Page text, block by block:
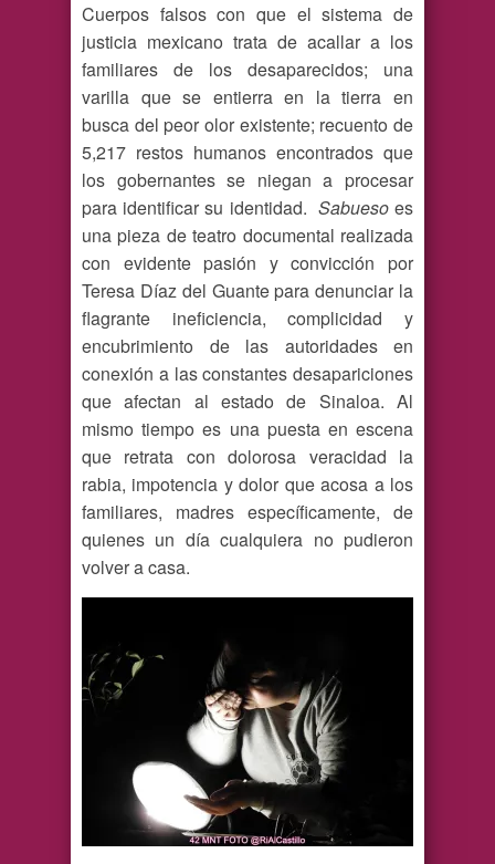
Cuerpos falsos con que el sistema de
justicia mexicano trata de acallar a los
familiares de los desaparecidos; una
varilla que se entierra en la tierra en
busca del peor olor existente; recuento de
5,217 restos humanos encontrados que
los gobernantes se niegan a procesar
para identificar su identidad. Sabuesoes
una pieza de teatro documental realizada
con evidente pasión y convicción por
Teresa Díaz del Guante para denunciar la
flagrante ineficiencia, complicidad y
encubrimiento de las autoridades en
conexión a las constantes desapariciones
que afectan al estado de Sinaloa. Al
mismo tiempo es una puesta en escena
que retrata con dolorosa veracidad la
rabia, impotencia y dolor que acosa a los
familiares, madres específicamente, de
quienes un día cualquiera no pudieron
volver a casa.